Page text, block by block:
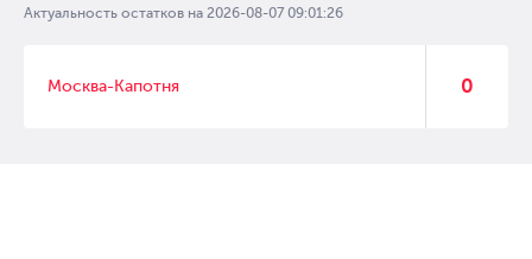
Актуальность остатков на 2026-08-07 09:01:26
Москва-Капотня 0